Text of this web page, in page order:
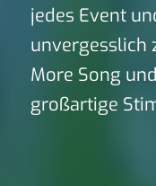
jedes Event
unvergesslich
More Song
großartige